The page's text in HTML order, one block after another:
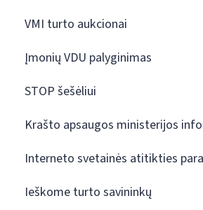
VMI turto aukcionai
Įmonių VDU palyginimas
STOP šešėliui
Krašto apsaugos ministerijos
Interneto svetainės atitikties
Ieškome turto savininkų